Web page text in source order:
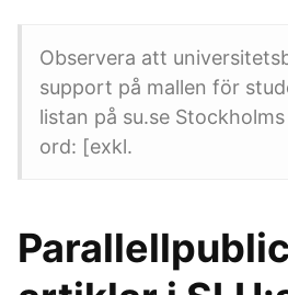
Observera att
support på mallen för
listan på su.se
ord: [exkl.